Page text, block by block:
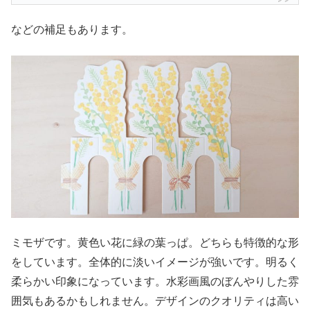
などの補足もあります。
ミモザです。黄色い花に緑の葉っぱ。どちらも特徴的な形
をしています。全体的に淡いイメージが強いです。明るく
柔らかい印象になっています。水彩画風のぼんやりした雰
囲気もあるかもしれません。デザインのクオリティは高い